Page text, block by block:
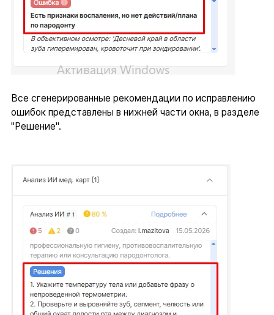
Все сгенерированные рекомендации по исправлению
ошибок представлены в нижней части окна, в разделе
"Решение".